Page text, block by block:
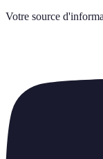
Votre source